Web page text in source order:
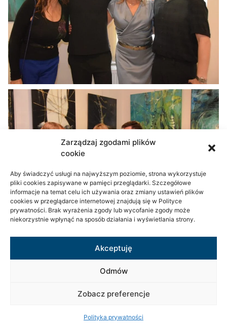
Zarządzaj zgodami plików
cookie
Aby świadczyć usługi na najwyższym poziomie, strona wykorzystuje
pliki cookies zapisywane w pamięci przeglądarki. Szczegółowe
informacje na temat celu ich używania oraz zmiany ustawień plików
cookies w przeglądarce internetowej znajdują się w Polityce
prywatności. Brak wyrażenia zgody lub wycofanie zgody może
niekorzystnie wpłynąć na sposób działania i wyświetlania strony.
Akceptuję
Odmów
Zobacz preferencje
Polityka prywatności